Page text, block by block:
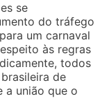
se
do tráfego
um carnaval
às regras
todos
de
a união que o